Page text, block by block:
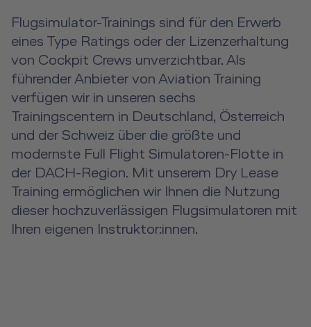
A2B Business Training
Flugsimulator-Trainings sind für den Erwerb
eines Type Ratings oder der Lizenzerhaltung
von Cockpit Crews unverzichtbar. Als
führender Anbieter von Aviation Training
verfügen wir in unseren sechs
Trainingscentern in Deutschland, Österreich
und der Schweiz über die größte und
modernste Full Flight Simulatoren-Flotte in
der DACH-Region. Mit unserem Dry Lease
Training ermöglichen wir Ihnen die Nutzung
dieser hochzuverlässigen Flugsimulatoren mit
Ihren eigenen Instruktor:innen.